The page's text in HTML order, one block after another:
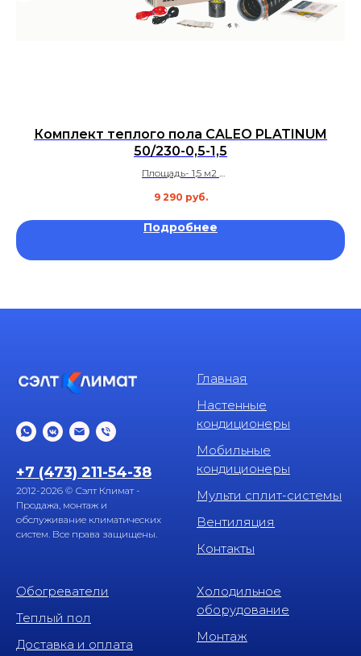
Комплект теплого пола CALEO PLATINUM
50/230-0,5-1,5
Площадь- 1,5 м2
9 290 руб.
Подробнее
+7 (473) 211-54-38
2012-2026 © Сэлт Климат -
Продажа, монтаж и
обслуживание климатических
систем. Все права защищены.
Главная
Настенные
кондиционеры
Мобильные
кондиционеры
Мульти сплит-системы
Вентиляция
Контакты
Обогреватели
Теплый пол
Доставка и оплата
Холодильное
оборудование
Монтаж